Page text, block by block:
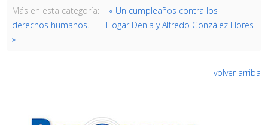
Más en esta categoría:
« Un cumpleaños contra los
derechos humanos.
Hogar Denia y Alfredo González Flores
»
volver arriba